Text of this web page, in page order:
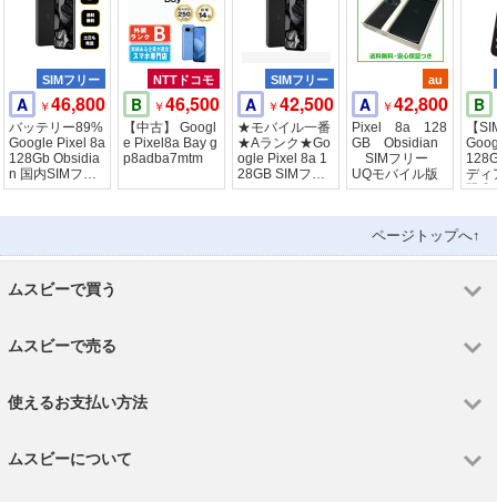
SIMフリー
A ￥46,800
バッテリー89%
Google Pixel 8a
128Gb Obsidia
n 国内SIMフリ
ー
NTTドコモ
B ￥46,500
【中古】 Googl
e Pixel8a Bay g
p8adba7mtm
SIMフリー
A ￥42,500
★モバイル一番
★Aランク★Go
ogle Pixel 8a 1
28GB SIMフリ
ー Obsidian
au
A ￥42,800
Pixel 8a 128
GB Obsidian
SIMフリー
UQモバイル版
B
【
ディ
限〇
ページトップへ↑
ムスビーで買う
ムスビーで売る
使えるお支払い方法
ムスビーについて